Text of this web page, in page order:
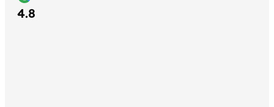
4.8